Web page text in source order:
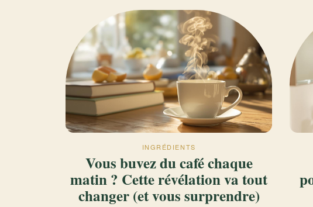
INGRÉDIENTS
Vous buvez du café chaque
matin ? Cette révélation va tout
changer (et vous surprendre)